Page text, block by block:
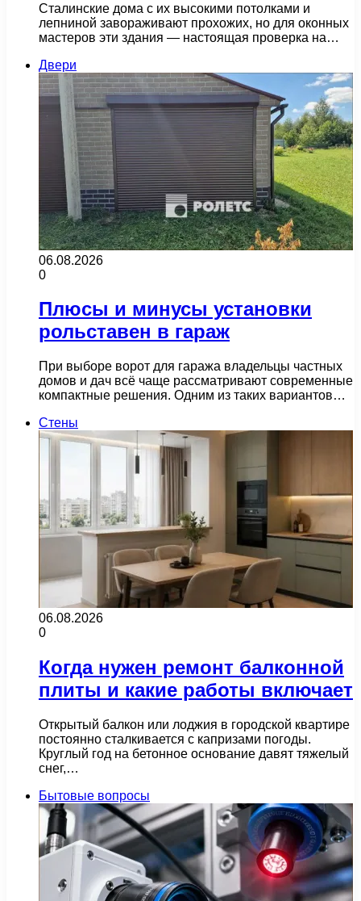
Сталинские дома с их высокими потолками и
лепниной завораживают прохожих, но для оконных
мастеров эти здания — настоящая проверка на…
Двери
06.08.2026
0
Плюсы и минусы установки
рольставен в гараж
При выборе ворот для гаража владельцы частных
домов и дач всё чаще рассматривают современные
компактные решения. Одним из таких вариантов…
Стены
06.08.2026
0
Когда нужен ремонт балконной
плиты и какие работы включает
Открытый балкон или лоджия в городской квартире
постоянно сталкивается с капризами погоды.
Круглый год на бетонное основание давят тяжелый
снег,…
Бытовые вопросы